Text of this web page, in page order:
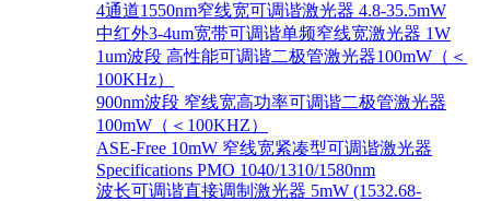
4通道1550nm窄线宽可调谐激光器 4.8-35.5mW
中红外3-4um宽带可调谐单频窄线宽激光器 1W
1um波段 高性能可调谐二极管激光器100mW（＜
100KHz）
900nm波段 窄线宽高功率可调谐二极管激光器
100mW（＜100KHZ）
ASE-Free 10mW 窄线宽紧凑型可调谐激光器
Specifications PMO 1040/1310/1580nm
波长可调谐直接调制激光器 5mW (1532.68-